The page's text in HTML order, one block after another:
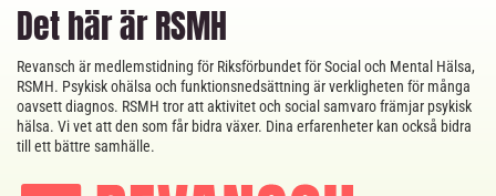
Det här är RSMH
Revansch är medlemstidning för Riksförbundet för Social och Mental Hälsa,
RSMH. Psykisk ohälsa och funktionsnedsättning är verkligheten för många
oavsett diagnos. RSMH tror att aktivitet och social samvaro främjar psykisk
hälsa. Vi vet att den som får bidra växer. Dina erfarenheter kan också bidra
till ett bättre samhälle.